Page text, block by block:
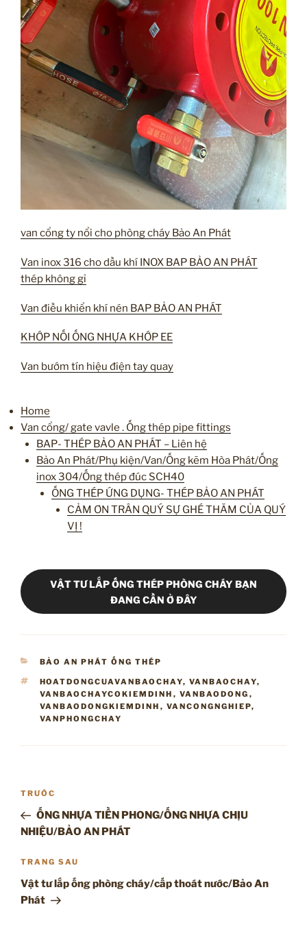
van cổng ty nổi cho phòng cháy Bảo An Phát
Van inox 316 cho dầu khí INOX BAP BẢO AN PHÁT
thép không gỉ
Van điều khiển khí nén BAP BẢO AN PHÁT
KHỚP NỐI ỐNG NHỰA KHỚP EE
Van bướm tín hiệu điện tay quay
Home
Van cổng/ gate vavle . Ống thép pipe fittings
BAP- THÉP BẢO AN PHÁT – Liên hệ
Bảo An Phát/Phụ kiện/Van/Ống kẽm Hòa Phát/Ống
inox 304/Ống thép đúc SCH40
ỐNG THÉP ỨNG DỤNG- THÉP BẢO AN PHÁT
CẢM ƠN TRÂN QUÝ SỰ GHÉ THĂM CỦA QUÝ
VỊ !
VẬT TƯ LẮP ỐNG THÉP PHÒNG CHÁY BẠN
ĐANG CẦN Ở ĐÂY
DANH
BẢO AN PHÁT ỐNG THÉP
TAG
HOATDONGCUAVANBAOCHAY, VANBAOCHAY,
VANBAOCHAYCOKIEMDINH , VANBAODONG ,
VANBAODONGKIEMDINH , VANCONGNGHIEP,
VANPHONGCHAY
Điều
hướng
bài
Bài
cũ
hơn
TRƯỚC
ỐNG NHỰA TIỀN PHONG/ỐNG NHỰA CHỊU
NHIỆU/BẢO AN PHÁT
Bài
tiếp
theo
TRANG SAU
Vật tư lắp ống phòng cháy/cấp thoát nước/Bảo An
Phát